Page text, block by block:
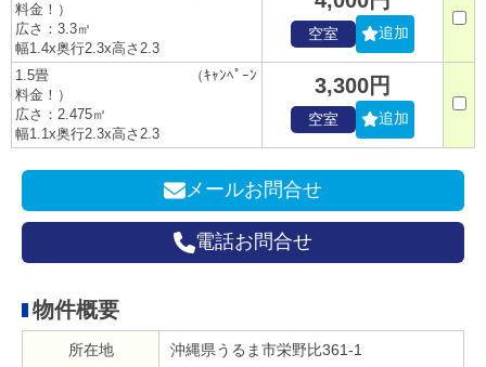
料金！）
広さ：3.3㎡
幅1.4x奥行2.3x高さ2.3
空室 追加
1.5畳 （ｷｬﾝﾍﾟｰﾝ
料金！）
広さ：2.475㎡
幅1.1x奥行2.3x高さ2.3
3,300円
空室 追加
メールお問合せ
電話お問合せ
物件概要
所在地 沖縄県うるま市栄野比361-1